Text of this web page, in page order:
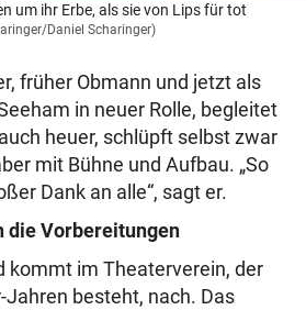
um ihr Erbe, als sie von Lips für tot
Daniel Scharinger)
früher Obmann und jetzt als
in neuer Rolle, begleitet
heuer, schlüpft selbst zwar
mit Bühne und Aufbau. „So
Dank an alle“, sagt er.
die Vorbereitungen
kommt im Theaterverein, der
Jahren besteht, nach. Das